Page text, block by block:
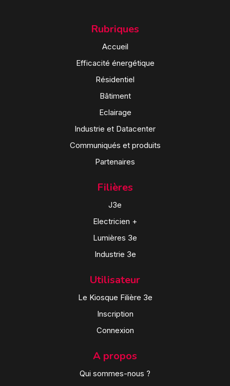
Rubriques
Accueil
Efficacité énergétique
Résidentiel
Bâtiment
Eclairage
Industrie et Datacenter
Communiqués et produits
Partenaires
Filières
J3e
Electricien +
Lumières 3e
Industrie 3e
Utilisateur
Le Kiosque Filière 3e
Inscription
Connexion
A propos
Qui sommes-nous ?